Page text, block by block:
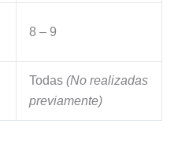
8 – 9
Todas (No realizadas
previamente)